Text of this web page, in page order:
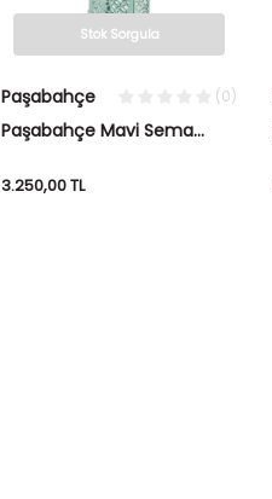
Stok Sorgula
Paşabahçe (0)
Paşabahçe Mavi Sema
3.250,00TL